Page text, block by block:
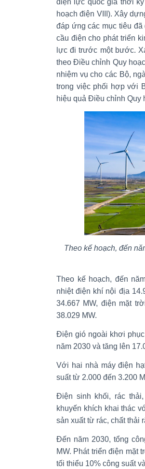
điện lực quốc gia thời
hoạch điện VIII). Xây
đáp ứng các mục tiêu
cầu điện cho phát triển
lực đi trước một bước.
theo Điều chỉnh Quy
nhiệm vụ cho các Bộ,
trong việc phối hợp với
hiệu quả Điều chỉnh Quy
Theo kế hoạch, đến
Theo kế hoạch, đến
nhiệt điện khí nội địa
34.667 MW, điện mặt
38.029 MW.
Điện gió ngoài khơi
năm 2030 và tăng lên
Với hai nhà máy điện
suất từ 2.000 đến 3.200
Điện sinh khối, rác
khuyến khích khai thác
sản xuất từ rác, chất thải
Đến năm 2030, tổng
MW. Phát triển điện mặt
tối thiểu 10% công suất